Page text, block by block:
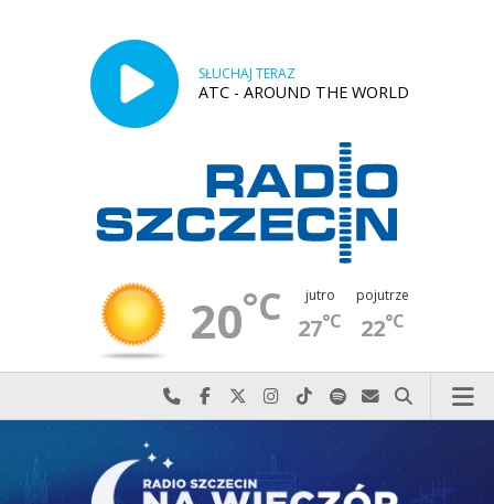
SŁUCHAJ TERAZ
ATC - AROUND THE WORLD
20°C jutro
27°C
pojutrze
22°C
Najlepiej po prostu do nas zadzwoń
Odwiedź nas na Facebook-u
Odwiedź nas na X
Odwiedź nas na Instagram-ie
Odwiedź nas na TikTok-u
Szukaj nas na Spotify
Wyślij do nas
Szukaj